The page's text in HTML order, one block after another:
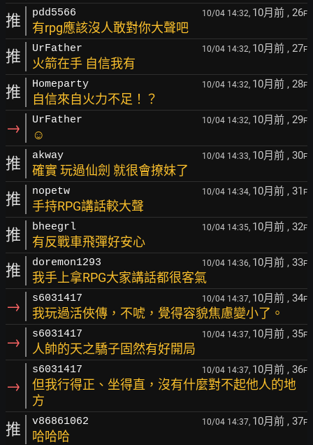
推 pdd5566 10/04 14:32, 10月前 , 26F
有rpg應該沒人敢對你大聲吧
推 UrFather 10/04 14:32, 10月前 , 27F
火箭在手 自信我有
推 Homeparty 10/04 14:32, 10月前 , 28F
自信來自火力不足！？
→ UrFather 10/04 14:32, 10月前 , 29F
☺
推 akway 10/04 14:33, 10月前 , 30F
確實 玩過仙劍 就很會撩妹了
推 nopetw 10/04 14:34, 10月前 , 31 F
手持RPG講話較大聲
推 bheegrl 10/04 14:35, 10月前 , 32F
有反戰車飛彈好安心
推 doremon1293 10/04 14:36, 10月前 , 33F
我手上拿RPG大家講話都很客氣
→ s6031417 10/04 14:37, 10月前 , 34F
我玩過活俠傳，不唬，覺得容貌焦慮變小了。
→ s6031417 10/04 14:37, 10月前 , 35F
人帥的天之驕子固然有好開局
→
s6031417 10/04 14:37, 10月前 , 36F
但我行得正、坐得直，沒有什麼對不起他人的地
方
推 v86861062 10/04 14:37, 10月前 , 37F
哈哈哈